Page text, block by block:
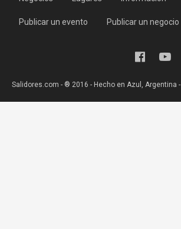
Publicar un evento Publicar un negocio
Salidores.com - ® 2016 - Hecho en Azul, Argentina -